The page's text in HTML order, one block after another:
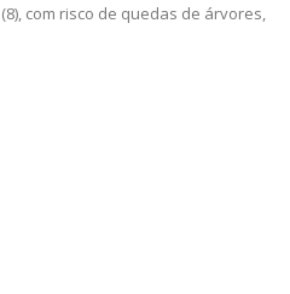
com risco de quedas de árvores,